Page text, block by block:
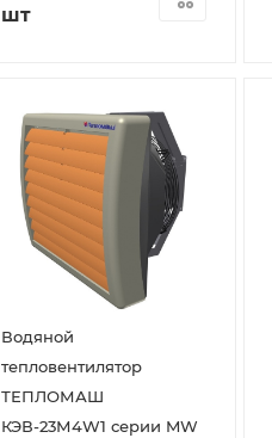
шт
Водяной
тепловентилятор
ТЕПЛОМАШ
КЭВ-23М4W1 серии MW